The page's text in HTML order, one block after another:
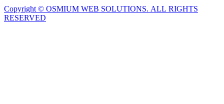
Copyright © OSMIUM WEB SOLUTIONS. ALL RIGHTS
RESERVED